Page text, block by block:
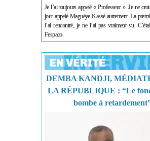
Je l’ai toujours appelé « Professeur ». Je ne
jour appelé Maguèye Kassé autrement. La
l’ai rencontré, je ne l’ai pas vraiment vu.
Fespaco.
DEMBA KANDJI,
LA RÉPUBLIQUE : “Le
bombe à